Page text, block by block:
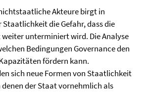
Akteure birgt in
die Gefahr, dass die
unterminiert wird. Die Analyse
Bedingungen Governance den
fördern kann.
sich neue Formen von Staatlichkeit
denen der Staat vornehmlich als